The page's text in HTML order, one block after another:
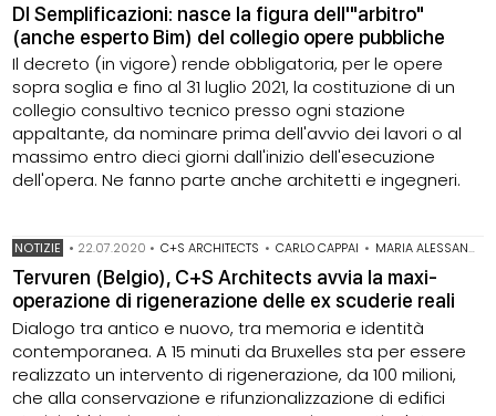
Dl Semplificazioni: nasce la figura dell'"arbitro"
(anche esperto Bim) del collegio opere pubbliche
Il decreto (in vigore) rende obbligatoria, per le opere
sopra soglia e fino al 31 luglio 2021, la costituzione di un
collegio consultivo tecnico presso ogni stazione
appaltante, da nominare prima dell'avvio dei lavori o al
massimo entro dieci giorni dall'inizio dell'esecuzione
dell'opera. Ne fanno parte anche architetti e ingegneri.
NOTIZIE • 22.07.2020 • C+S ARCHITECTS • CARLO CAPPAI • MARIA ALESSANDRA SEGANTINI
Tervuren (Belgio), C+S Architects avvia la maxi-
operazione di rigenerazione delle ex scuderie reali
Dialogo tra antico e nuovo, tra memoria e identità
contemporanea. A 15 minuti da Bruxelles sta per essere
realizzato un intervento di rigenerazione, da 100 milioni,
che alla conservazione e rifunzionalizzazione di edifici